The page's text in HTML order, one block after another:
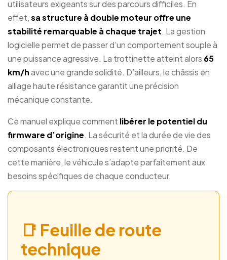
utilisateurs exigeants sur des parcours difficiles. En
effet,sa structure à double moteur offre une
stabilité remarquable à chaque trajet. La gestion
logicielle permet de passer d’un comportement souple à
une puissance agressive. La trottinette atteint alors 65
km/havec une grande solidité. D’ailleurs, le châssis en
alliage haute résistance garantit une précision
mécanique constante.
Ce manuel explique comment libérer le potentiel du
firmware d’origine. La sécurité et la durée de vie des
composants électroniques restent une priorité. De
cette manière, le véhicule s’adapte parfaitement aux
besoins spécifiques de chaque conducteur.
📑 Feuille de route
technique